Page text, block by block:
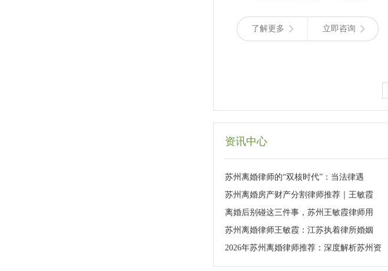
了解更多 立即咨询
资讯中心
苏州离婚律师的“双核时代”：当法律遇
苏州离婚房产财产分割律师推荐｜王敏霞
离婚后别碰这三件事，苏州王敏霞律师用
苏州离婚律师王敏霞：江苏执着律所婚姻
2026年苏州离婚律师推荐：深度解析苏州资